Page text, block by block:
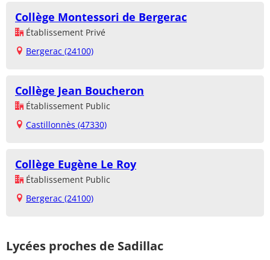
Collège Montessori de Bergerac
Établissement Privé
Bergerac (24100)
Collège Jean Boucheron
Établissement Public
Castillonnès (47330)
Collège Eugène Le Roy
Établissement Public
Bergerac (24100)
Lycées proches de Sadillac